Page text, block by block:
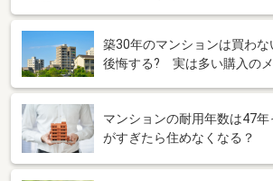
築30年のマンションは買わな
後悔する? 実は多い購入の
マンションの耐用年数は47
がすぎたら住めなくなる？